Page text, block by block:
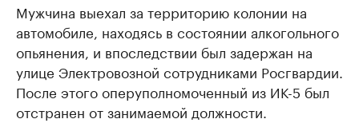
Мужчина выехал за территорию колонии на
автомобиле, находясь в состоянии алкогольного
опьянения, и впоследствии был задержан на
улице Электровозной сотрудниками Росгвардии.
После этого оперуполномоченный из ИК-5 был
отстранен от занимаемой должности.